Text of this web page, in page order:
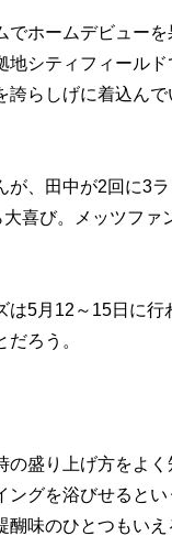
ホームデビュー
地シティフィール
誇らしげに着込ん
、田中が2回に3
喜び。メッツフ
5月12～15日に行
ろう。
盛り上げ方をよ
ングを浴びせると
味のひとつもいえ